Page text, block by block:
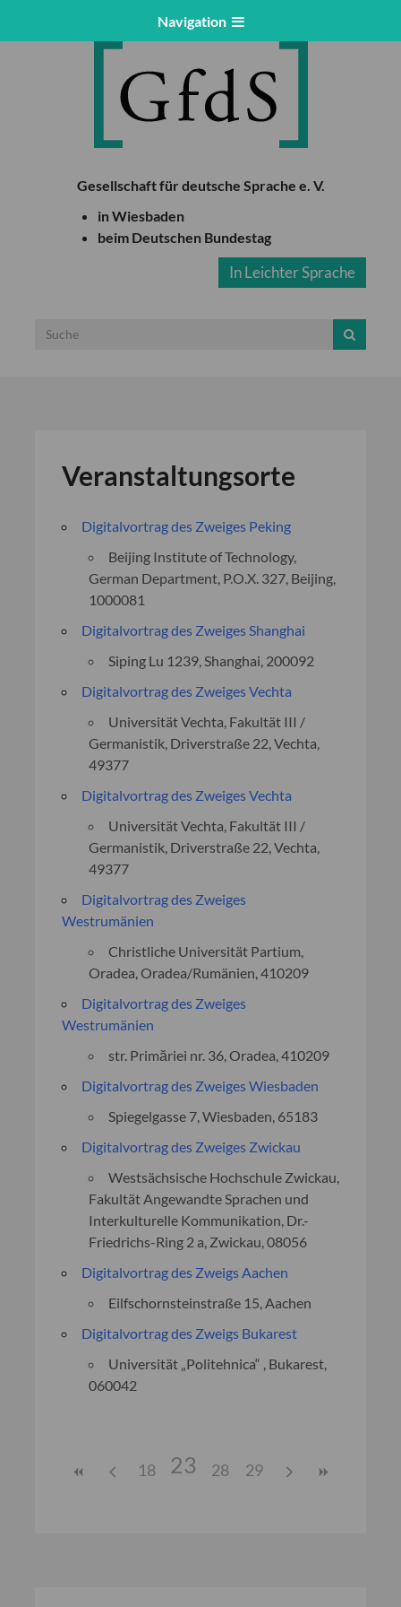
Navigation
Gesellschaft für deutsche Sprache e. V.
in Wiesbaden
beim Deutschen Bundestag
In Leichter Sprache
Veranstaltungsorte
Digitalvortrag des Zweiges Peking
Beijing Institute of Technology,
German Department, P.O.X. 327, Beijing,
1000081
Digitalvortrag des Zweiges Shanghai
Siping Lu 1239, Shanghai, 200092
Digitalvortrag des Zweiges Vechta
Universität Vechta, Fakultät III /
Germanistik, Driverstraße 22, Vechta,
49377
Digitalvortrag des Zweiges Vechta
Universität Vechta, Fakultät III /
Germanistik, Driverstraße 22, Vechta,
49377
Digitalvortrag des Zweiges
Westrumänien
Christliche Universität Partium,
Oradea, Oradea/Rumänien, 410209
Digitalvortrag des Zweiges
Westrumänien
str. Primăriei nr. 36, Oradea, 410209
Digitalvortrag des Zweiges Wiesbaden
Spiegelgasse 7, Wiesbaden, 65183
Digitalvortrag des Zweiges Zwickau
Westsächsische Hochschule Zwickau,
Fakultät Angewandte Sprachen und
Interkulturelle Kommunikation, Dr.-
Friedrichs-Ring 2 a, Zwickau, 08056
Digitalvortrag des Zweigs Aachen
Eilfschornsteinstraße 15, Aachen
Digitalvortrag des Zweigs Bukarest
Universität „Politehnica“ , Bukarest,
060042
18 23 28 29